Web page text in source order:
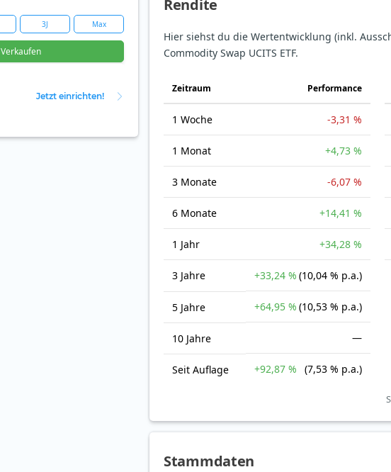
3J Max
Verkaufen
Jetzt einrichten!
Rendite
Hier siehst du die Wertentwicklung (inkl.
Commodity Swap UCITS ETF.
Zeit­raum Perfor­mance
1 Woche -3,31 %
1 Monat +4,73 %
3 Monate -6,07 %
6 Monate +14,41 %
1 Jahr +34,28 %
3 Jahre +33,24 % (10,04 % p.a.)
5 Jahre +64,95 % (10,53 % p.a.)
10 Jahre —
Seit Auflage +92,87 % (7,53 % p.a.)
Stammdaten